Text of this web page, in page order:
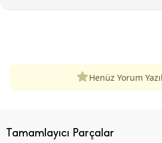
Henüz Yorum
Tamamlayıcı Parçalar